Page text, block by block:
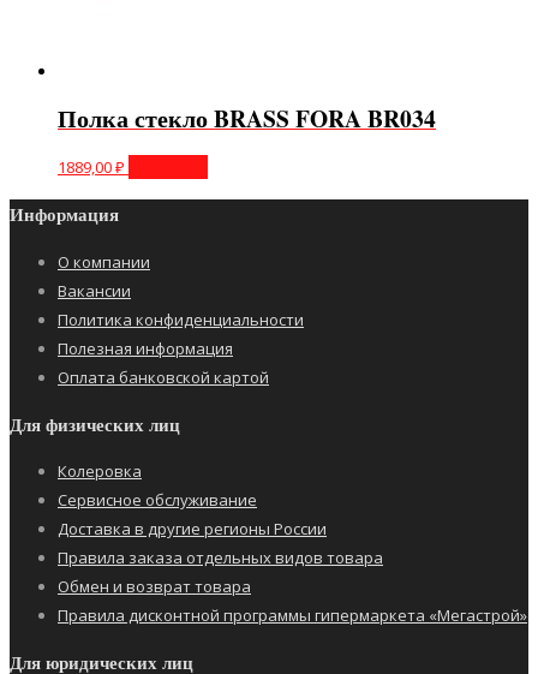
Полка стекло BRASS FORA BR034
1889,00₽
Информация
О компании
Вакансии
Политика конфиденциальности
Полезная информация
Оплата банковской картой
Для физических лиц
Колеровка
Сервисное обслуживание
Доставка в другие регионы России
Правила заказа отдельных видов товара
Обмен и возврат товара
Правила дисконтной программы гипермаркета «Мегастрой»
Для юридических лиц